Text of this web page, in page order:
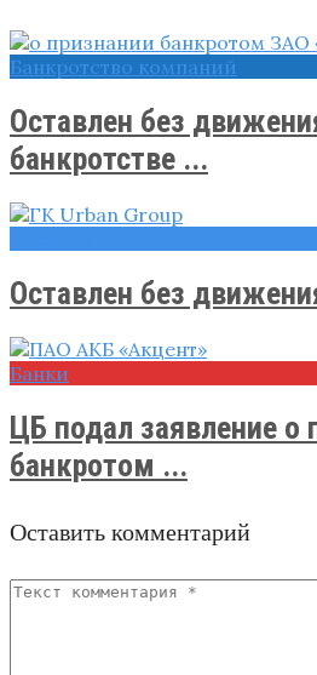
Банкротство компаний
Оставлен без
банкротстве ...
Оставлен без
Банки
ЦБ подал заявление о
банкротом ...
Оставить комментарий